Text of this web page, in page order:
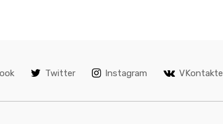
Twitter Instagram VKontakte